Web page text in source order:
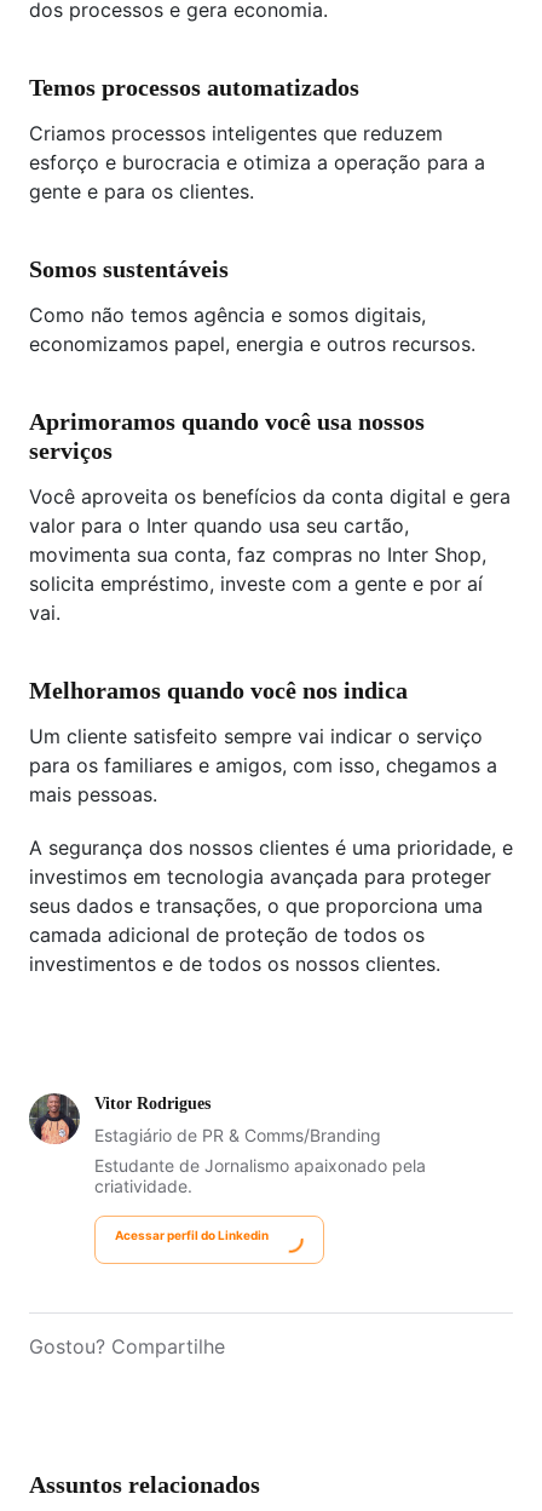
dos processos e gera economia.
Temos processos automatizados
Criamos processos inteligentes que reduzem
esforço e burocracia e otimiza a operação para a
gente e para os clientes.
Somos sustentáveis
Como não temos agência e somos digitais,
economizamos papel, energia e outros recursos.
Aprimoramos quando você usa nossos
serviços
Você aproveita os benefícios da conta digital e gera
valor para o Inter quando usa seu cartão,
movimenta sua conta, faz compras no Inter Shop,
solicita empréstimo, investe com a gente e por aí
vai.
Melhoramos quando você nos indica
Um cliente satisfeito sempre vai indicar o serviço
para os familiares e amigos, com isso, chegamos a
mais pessoas.
A segurança dos nossos clientes é uma prioridade, e
investimos em tecnologia avançada para proteger
seus dados e transações, o que proporciona uma
camada adicional de proteção de todos os
investimentos e de todos os nossos clientes.
Vitor Rodrigues
Estagiário de PR & Comms/Branding
Estudante de Jornalismo apaixonado pela
criatividade.
Acessar perfil do Linkedin
Gostou? Compartilhe
Assuntos relacionados